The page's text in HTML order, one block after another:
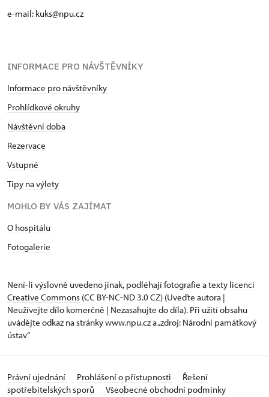
e-mail: kuks@npu.cz
INFORMACE PRO NÁVŠTĚVNÍKY
Informace pro návštěvníky
Prohlídkové okruhy
Návštěvní doba
Rezervace
Vstupné
Tipy na výlety
MOHLO BY VÁS ZAJÍMAT
O hospitálu
Fotogalerie
Není-li výslovně uvedeno jinak, podléhají fotografie a texty licenci
Creative Commons (CC BY-NC-ND 3.0 CZ) (Uveďte autora |
Neužívejte dílo komerčně | Nezasahujte do díla). Při užití obsahu
uvádějte odkaz na stránky www.npu.cz a „zdroj: Národní památkový
ústav“
Právní ujednání Prohlášení o přístupnosti
Řešení
spotřebitelských sporů
Všeobecné obchodní podmínky